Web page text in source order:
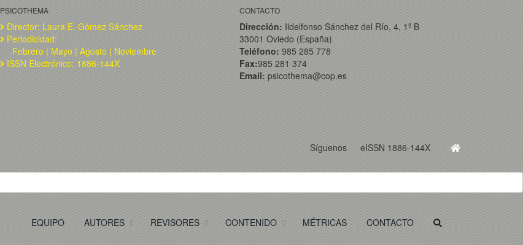
PSICOTHEMA
Director: Laura E. Gómez Sánchez
Periodicidad:
Febrero | Mayo | Agosto | Noviembre
ISSN Electrónico: 1886-144X
CONTACTO
Dirección: Ildelfonso Sánchez del Río, 4, 1º B
33001 Oviedo (España)
Teléfono: 985 285 778
Fax:985 281 374
Email: psicothema@cop.es
Síguenos eISSN 1886-144X
EQUIPO AUTORES REVISORES CONTENIDO MÉTRICAS CONTACTO